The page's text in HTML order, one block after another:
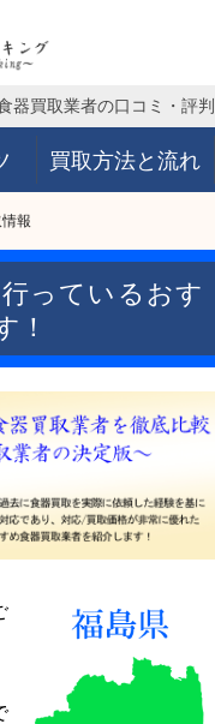
器買取業者の口コミ・評判
買取方法と流れ
報
っているおす
！